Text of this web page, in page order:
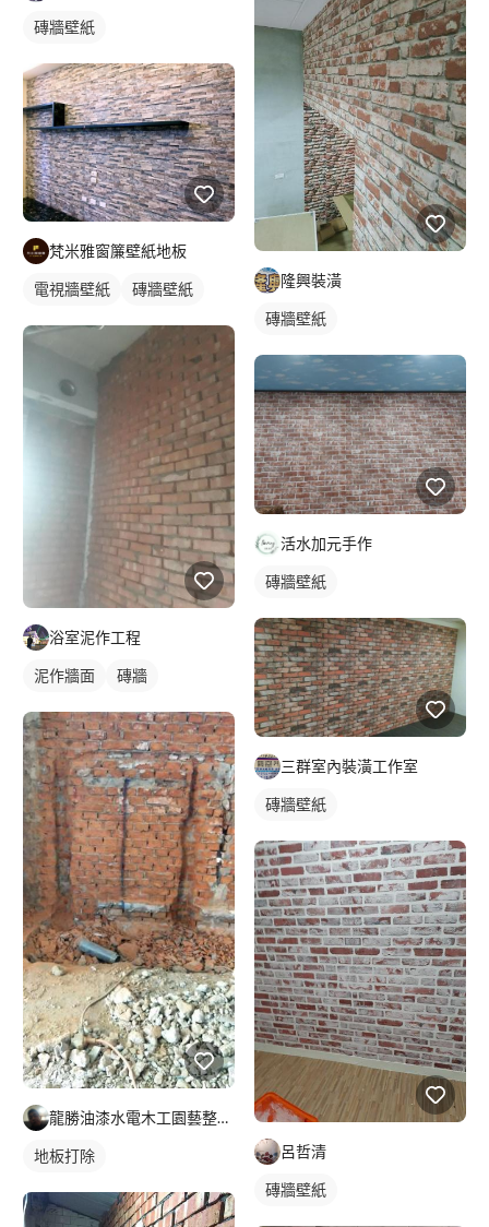
磚牆壁紙
梵米雅窗簾壁紙地板
電視牆壁紙 磚牆壁紙
浴室泥作工程
泥作牆面 磚牆
龍勝油漆水電木工園藝整地工程行
地板打除
隆興裝潢
磚牆壁紙
活水加元手作
磚牆壁紙
三群室內裝潢工作室
磚牆壁紙
呂哲清
磚牆壁紙